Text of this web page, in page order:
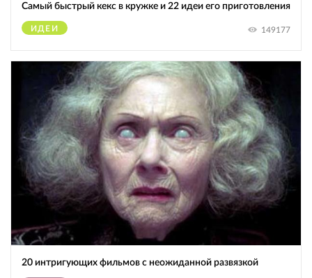
Самый быстрый кекс в кружке и 22 идеи его приготовления
ИДЕИ 149177
20 интригующих фильмов с неожиданной развязкой